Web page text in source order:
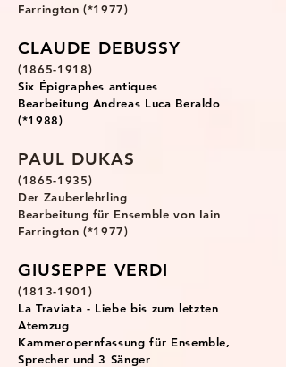
Farrington (*1977)
CLAUDE DEBUSSY
(1865-1918)
Six Épigraphes antiques
Bearbeitung Andreas Luca Beraldo
(*1988)
PAUL DUKAS
(1865-1935)
Der Zauberlehrling
Bearbeitung für Ensemble von Iain
Farrington (*1977)
GIUSEPPE VERDI
(1813-1901)
La Traviata - Liebe bis zum letzten
Atemzug
Kammeropernfassung für Ensemble,
Sprecher und 3 Sänger